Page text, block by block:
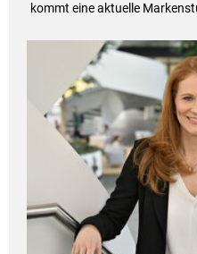
kommt eine aktuelle